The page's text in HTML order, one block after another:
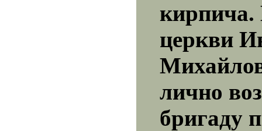
церкви
лично
бригаду